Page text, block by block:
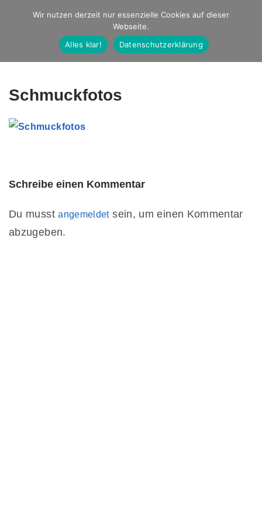
Studio Ernst
Fotografie
Schmuckfotos
Schreibe einen Kommentar
Du musstangemeldetsein, um einen Kommentar
abzugeben.
Wir nutzen derzeit nur essenzielle Cookies auf dieser
Webseite.
Alles klar!
Datenschutzerklärung